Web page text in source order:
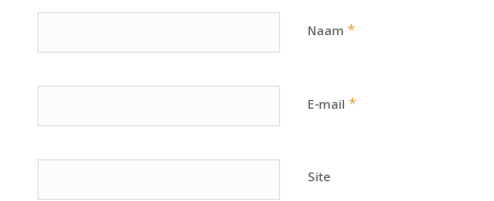
Naam *
E-mail *
Site